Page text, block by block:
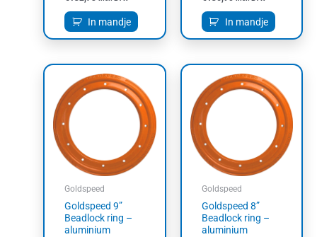
In mandje In mandje
Goldspeed
Goldspeed 9”
Beadlock ring –
aluminium
Goldspeed
Goldspeed 8”
Beadlock ring –
aluminium